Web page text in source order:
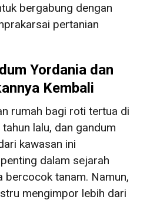
bergabung dengan
pertanian
Yordania dan
Kembali
rumah bagi roti tertua di
lalu, dan gandum
kawasan ini
dalam sejarah
bercocok tanam. Namun,
mengimpor lebih dari